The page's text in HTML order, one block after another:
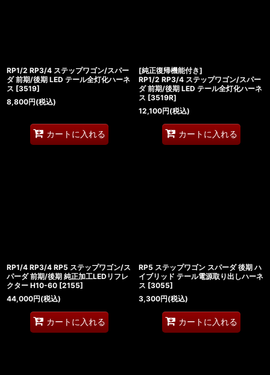
RP1/2 RP3/4 ステップワゴン/スパー
ダ 前期/後期 LED テール全灯化ハーネ
ス [3519]
8,800円(税込)
カートに入れる
[純正復帰機能付き]
RP1/2 RP3/4 ステップワゴン/スパー
ダ 前期/後期 LED テール全灯化ハーネ
ス [3519R]
12,100円(税込)
カートに入れる
RP1/4 RP3/4 RP5 ステップワゴン/ス
パーダ 前期/後期 純正加工LEDリフレ
クター H10-60 [2155]
44,000円(税込)
カートに入れる
RP5 ステップワゴン スパーダ 後期 ハ
イブリッド テール電源取り出しハーネ
ス [3055]
3,300円(税込)
カートに入れる